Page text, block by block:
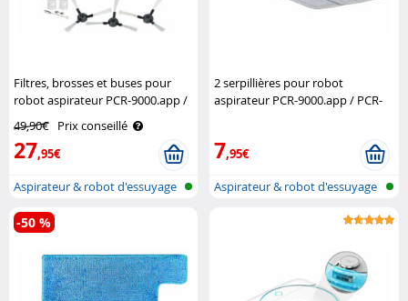
Filtres, brosses et buses pour
robot aspirateur PCR-9000.app /
PCR-9100.app Sichler Exclusive
49,90€ Prix conseillé
27,95€
Aspirateur & robot d'essuyage
de so..
2 serpillières pour robot
aspirateur PCR-9000.app / PCR-
7,95€
Aspirateur & robot d'essuyage
-50 %